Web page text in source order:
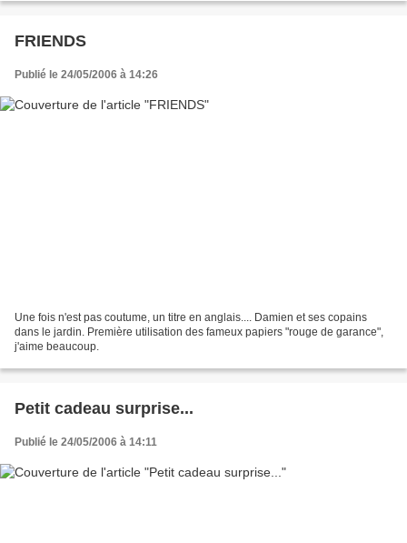
FRIENDS
Publié le 24/05/2006 à 14:26
Une fois n'est pas coutume, un titre en anglais.... Damien et ses copains
dans le jardin. Première utilisation des fameux papiers "rouge de garance",
j'aime beaucoup.
Petit cadeau surprise...
Publié le 24/05/2006 à 14:11